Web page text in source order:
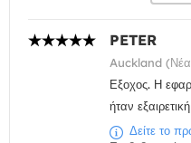
PETER
Auckland
Εξοχος. Η
ήταν
Δείτε το